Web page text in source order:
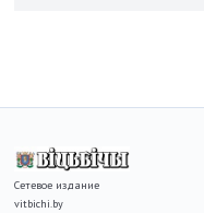
Сетевое издание
vitbichi.by